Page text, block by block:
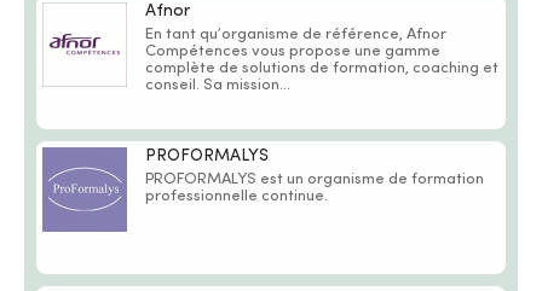
Afnor
En tant qu’organisme de référence, Afnor
Compétences vous propose une gamme
complète de solutions de formation, coaching et
conseil. Sa mission...
PROFORMALYS
PROFORMALYS est un organisme de formation
professionnelle continue.